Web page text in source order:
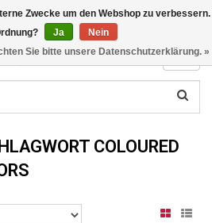
COLOURED
Zwecke um den Webshop zu verbessern.
Ja
Nein
Sie bitte unsere Datenschutzerklärung. »